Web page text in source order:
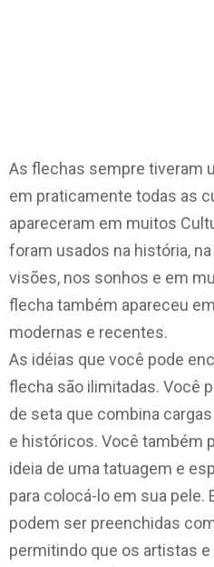
As flechas sempre tiveram
em praticamente todas as
apareceram em muitos
foram usados na história, na
visões, nos sonhos e em
flecha também apareceu
modernas e recentes.
As idéias que você pode
flecha são ilimitadas. Você
de seta que combina
e históricos. Você também
ideia de uma tatuagem e
para colocá-lo em sua pele.
podem ser preenchidas
permitindo que os artistas